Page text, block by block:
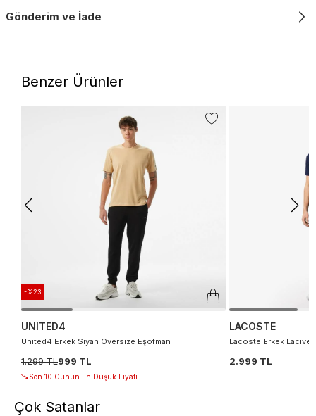
Gönderim ve İade
Benzer Ürünler
-%23
UNITED4
United4 Erkek Siyah Oversize Eşofman
1.299 TL999 TL
Son 10 Günün En Düşük Fiyatı
LACOSTE
Lacoste Erkek
2.999 TL
Çok Satanlar